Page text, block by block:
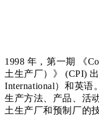
1998 年，第一期 《
土生产厂）》 (CPI)
International）和英语
生产方法、产品、活
土生产厂和预制厂的